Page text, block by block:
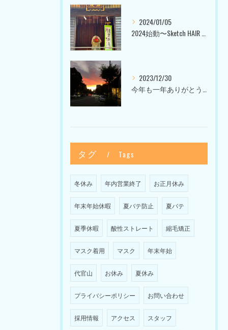
2024/01/05
2023/12/30
タグ Tags
冬休み 年内営業終了 お正月休み
年末年始休暇 夏バテ防止 夏バテ
夏季休暇 酸性ストレート 縮毛矯正
マスク着用 マスク 年末年始
代官山 お休み 夏休み
プライバシーポリシー お問い合わせ
採用情報 アクセス スタッフ